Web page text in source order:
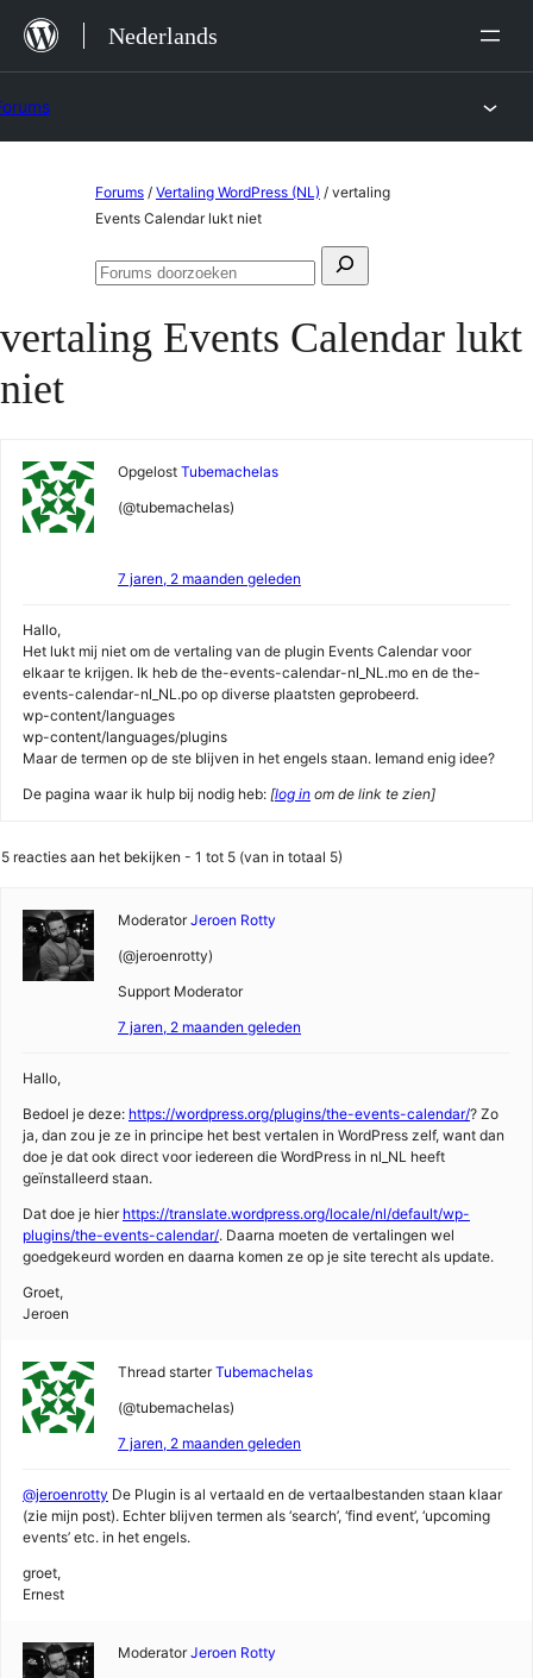
naar
Nederlands
Forums / Vertaling WordPress (NL) / vertaling
Events Calendar lukt niet
Zoeken
Forums
vertaling Events Calendar lukt
niet
Opgelost Tubemachelas
(@tubemachelas)
7 jaren, 2 maanden geleden
Hallo,
Het lukt mij niet om de vertaling van de plugin Events Calendar voor
elkaar te krijgen. Ik heb de the-events-calendar-nl_NL.mo en de the-
events-calendar-nl_NL.po op diverse plaatsten geprobeerd.
wp-content/languages
wp-content/languages/plugins
Maar de termen op de ste blijven in het engels staan. Iemand enig idee?
De pagina waar ik hulp bij nodig heb: [log in om de link te zien]
5 reacties aan het bekijken - 1 tot 5 (van in totaal 5)
Moderator Jeroen Rotty
(@jeroenrotty)
Support Moderator
7 jaren, 2 maanden geleden
Hallo,
Bedoel je deze: https://wordpress.org/plugins/the-events-calendar/? Zo
ja, dan zou je ze in principe het best vertalen in WordPress zelf, want dan
doe je dat ook direct voor iedereen die WordPress in nl_NL heeft
geïnstalleerd staan.
Dat doe je hier https://translate.wordpress.org/locale/nl/default/wp-
plugins/the-events-calendar/. Daarna moeten de vertalingen wel
goedgekeurd worden en daarna komen ze op je site terecht als update.
Groet,
Jeroen
Thread starter Tubemachelas
(@tubemachelas)
7 jaren, 2 maanden geleden
@jeroenrotty De Plugin is al vertaald en de vertaalbestanden staan klaar
(zie mijn post). Echter blijven termen als ‘search’, ‘find event’, ‘upcoming
events’ etc. in het engels.
groet,
Ernest
Moderator Jeroen Rotty